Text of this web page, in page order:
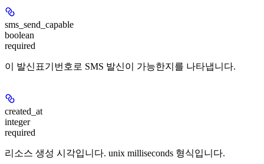
sms_send_capable
boolean
required
이 발신표기번호로 SMS 발신이 가능한지를 나타냅니다.
created_at
integer
required
리소스 생성 시각입니다. unix milliseconds 형식입니다.